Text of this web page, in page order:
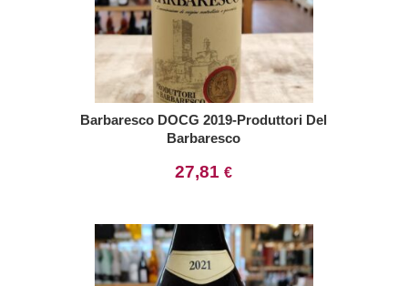
Barbaresco DOCG 2019-Produttori Del
Barbaresco
27,81€